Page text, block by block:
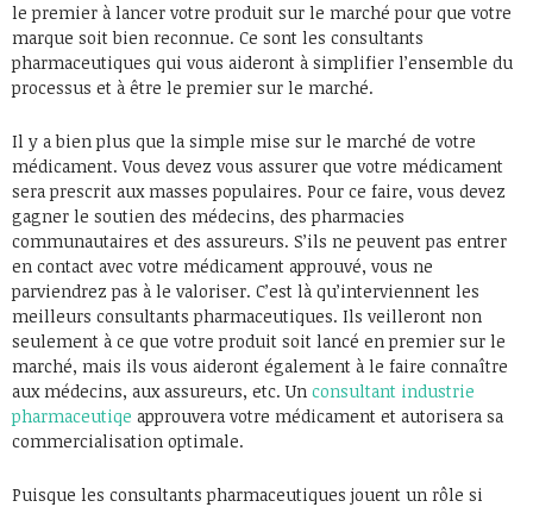
le premier à lancer votre produit sur le marché pour que votre
marque soit bien reconnue. Ce sont les consultants
pharmaceutiques qui vous aideront à simplifier l’ensemble du
processus et à être le premier sur le marché.
Il y a bien plus que la simple mise sur le marché de votre
médicament. Vous devez vous assurer que votre médicament
sera prescrit aux masses populaires. Pour ce faire, vous devez
gagner le soutien des médecins, des pharmacies
communautaires et des assureurs. S’ils ne peuvent pas entrer
en contact avec votre médicament approuvé, vous ne
parviendrez pas à le valoriser. C’est là qu’interviennent les
meilleurs consultants pharmaceutiques. Ils veilleront non
seulement à ce que votre produit soit lancé en premier sur le
marché, mais ils vous aideront également à le faire connaître
aux médecins, aux assureurs, etc. Un consultant industrie
pharmaceutiqe approuvera votre médicament et autorisera sa
commercialisation optimale.
Puisque les consultants pharmaceutiques jouent un rôle si